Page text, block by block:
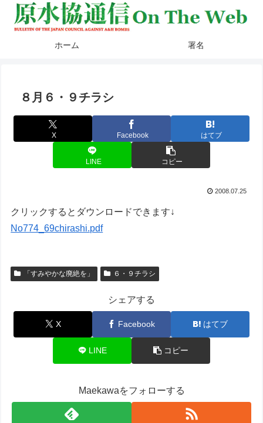
ホーム 署名
８月６・９チラシ
X Facebook はてブ
LINE コピー
2008.07.25
クリックするとダウンロードできます↓
No774_69chirashi.pdf
「すみやかな廃絶を」 ６・９チラシ
シェアする
X Facebook はてブ
LINE コピー
Maekawaをフォローする